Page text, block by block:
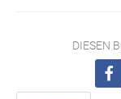
DIESEN